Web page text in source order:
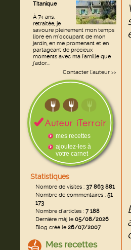
Titanique
À 74 ans,
retraitée, je
savoure pleinement mon temps
libre en m’occupant de mon
jardin, en me promenant et en
partageant de précieux
moments avec ma famille que
j’ador...
Contacter l'auteur >>
mes recettes
ajoutez-les à
votre carnet
Statistiques
Nombre de visites : 37 863 881
Nombre de commentaires : 51
173
Nombre d'articles : 7 188
Dernière màj le05/08/2026
Blog créé le26/07/2007
Mes recettes